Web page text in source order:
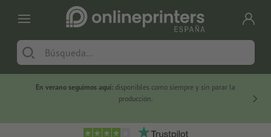
En verano seguimos aquí: disponibles como siempre y sin parar la
producción.